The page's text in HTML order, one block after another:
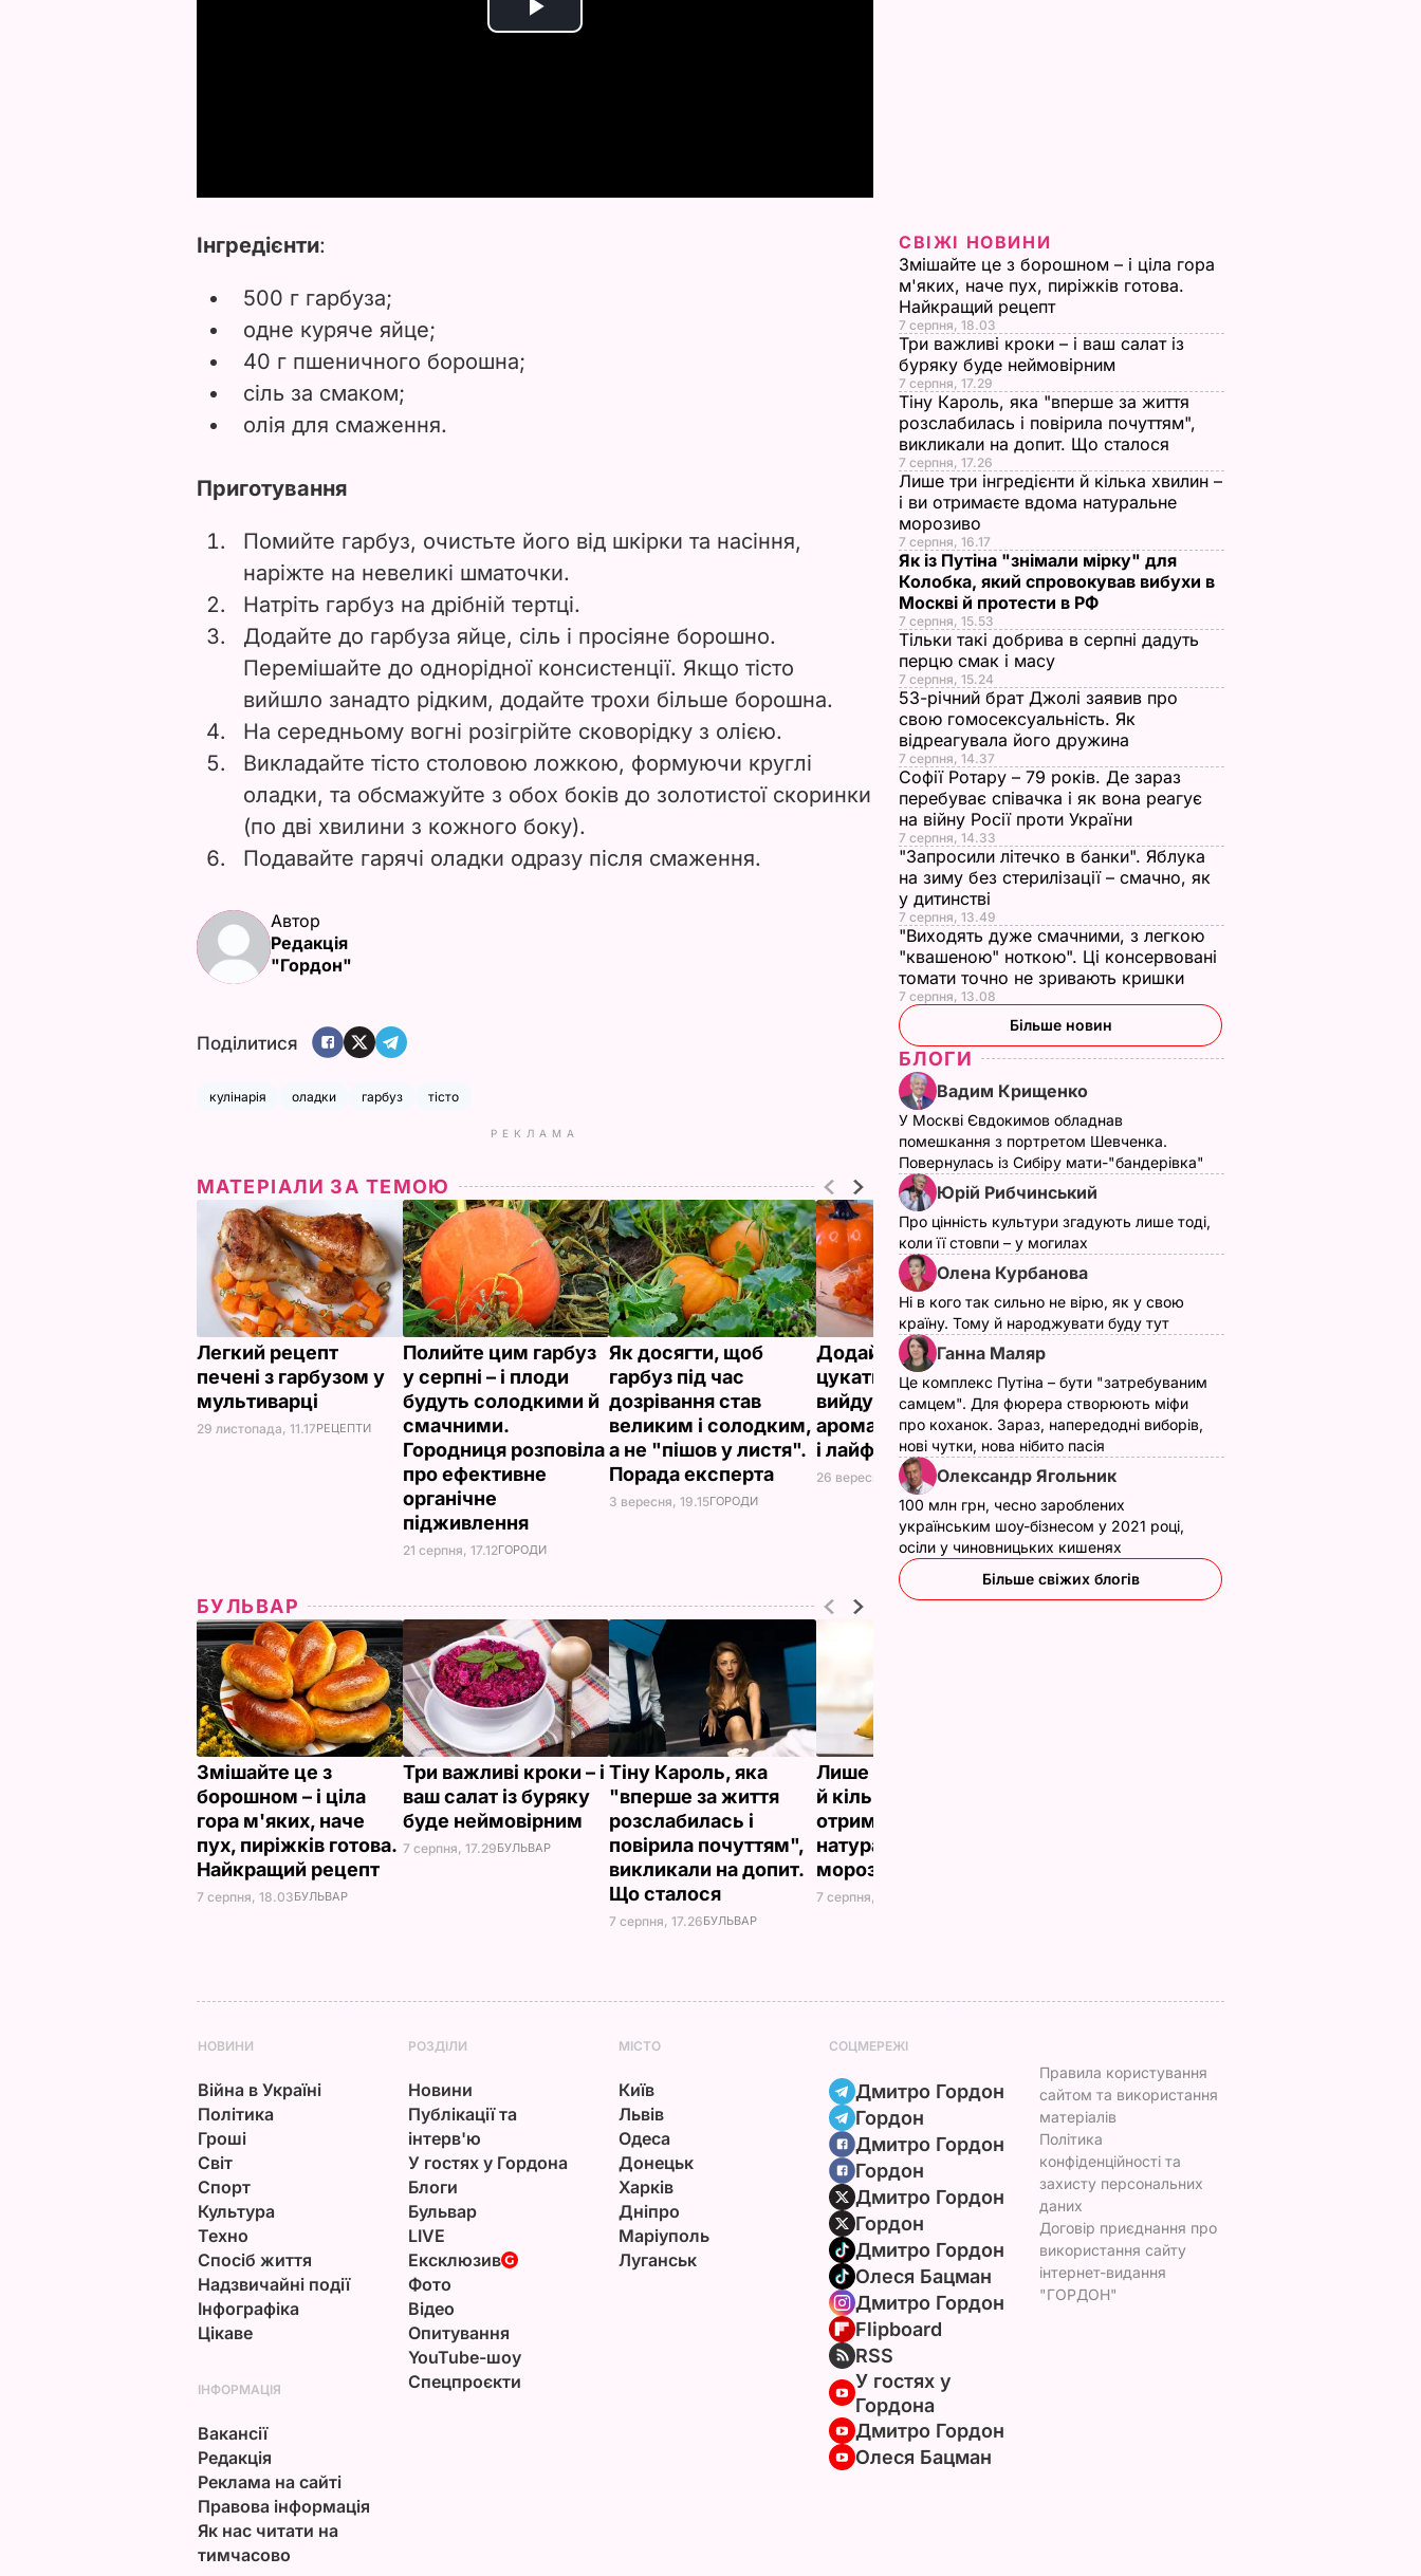
P
Інгредієнти:
500 г гарбуза;
одне куряче яйце;
40 г пшеничного борошна;
сіль за смаком;
олія для смаження.
Приготування
Помийте гарбуз, очистьте його від шкірки та насіння,
наріжте на невеликі шматочки.
Натріть гарбуз на дрібній тертці.
Додайте до гарбуза яйце, сіль і просіяне борошно.
Перемішайте до однорідної консистенції. Якщо тісто
вийшло занадто рідким, додайте трохи більше борошна.
На середньому вогні розігрійте сковорідку з олією.
Викладайте тісто столовою ложкою, формуючи круглі
оладки, та обсмажуйте з обох боків до золотистої скоринки
(по дві хвилини з кожного боку).
Подавайте гарячі оладки одразу після смаження.
Автор
Редакція
"Гордон"
Поділитися
кулінарія оладки гарбуз тісто
РЕКЛАМА
МАТЕРІАЛИ ЗА ТЕМОЮ
Легкий рецепт
печені з гарбузом у
мультиварці
29 листопада, 11.17РЕЦЕПТИ
Полийте цим гарбуз
у серпні – і плоди
будуть солодкими й
смачними.
Городниця розповіла
про ефективне
органічне
підживлення
21 серпня, 17.12ГОРОДИ
Як досягти, щоб
гарбуз під час
дозрівання став
великим і солодким,
а не "пішов у листя".
Порада експерта
3 вересня, 19.15ГОРОДИ
Додайте це у воду – і
цукати з гарбуза
вийдуть смачними й
ароматними. Рецепт
і лайфхаки
26 вересня, 15.17 НОВИНИ
БУЛЬВАР
Змішайте це з
борошном – і ціла
гора м'яких, наче
пух, пиріжків готова.
Найкращий рецепт
7 серпня, 18.03БУЛЬВАР
Три важливі кроки – і
ваш салат із буряку
буде неймовірним
7 серпня, 17.29БУЛЬВАР
Тіну Кароль, яка
"вперше за життя
розслабилась і
повірила почуттям",
викликали на допит.
Що сталося
7 серпня, 17.26БУЛЬВАР
Лише три інгредієнти
й кілька хвилин – і ви
отримаєте вдома
натуральне
морозиво
7 серпня, 16.17
СВІЖІ НОВИНИ
Змішайте це з борошном – і ціла гора
м'яких, наче пух, пиріжків готова.
Найкращий рецепт
7 серпня, 18.03
Три важливі кроки – і ваш салат із
буряку буде неймовірним
7 серпня, 17.29
Тіну Кароль, яка "вперше за життя
розслабилась і повірила почуттям",
викликали на допит. Що сталося
7 серпня, 17.26
Лише три інгредієнти й кілька хвилин –
і ви отримаєте вдома натуральне
морозиво
7 серпня, 16.17
Як із Путіна "знімали мірку" для
Колобка, який спровокував вибухи в
Москві й протести в РФ
7 серпня, 15.53
Тільки такі добрива в серпні дадуть
перцю смак і масу
7 серпня, 15.24
53-річний брат Джолі заявив про
свою гомосексуальність. Як
відреагувала його дружина
7 серпня, 14.37
Софії Ротару – 79 років. Де зараз
перебуває співачка і як вона реагує
на війну Росії проти України
7 серпня, 14.33
"Запросили літечко в банки". Яблука
на зиму без стерилізації – смачно, як
у дитинстві
7 серпня, 13.49
"Виходять дуже смачними, з легкою
"квашеною" ноткою". Ці консервовані
томати точно не зривають кришки
7 серпня, 13.08
Більше новин
БЛОГИ
Вадим Крищенко
У Москві Євдокимов обладнав
помешкання з портретом Шевченка.
Повернулась із Сибіру мати-"бандерівка"
Юрій Рибчинський
Про цінність культури згадують лише тоді,
коли її стовпи – у могилах
Олена Курбанова
Ні в кого так сильно не вірю, як у свою
країну. Тому й народжувати буду тут
Ганна Маляр
Це комплекс Путіна – бути "затребуваним
самцем". Для фюрера створюють міфи
про коханок. Зараз, напередодні виборів,
нові чутки, нова нібито пасія
Олександр Ягольник
100 млн грн, чесно зароблених
українським шоу-бізнесом у 2021 році,
осіли у чиновницьких кишенях
Більше свіжих блогів
НОВИНИ
Війна в Україні
Політика
Гроші
Світ
Спорт
Культура
Техно
Спосіб життя
Надзвичайні події
Інфографіка
Цікаве
РОЗДІЛИ
Новини
Публікації та
інтерв'ю
У гостях у Гордона
Блоги
Бульвар
LIVE
Ексклюзив
Фото
Відео
Опитування
YouTube-шоу
Спецпроєкти
МІСТО
Київ
Львів
Одеса
Донецьк
Харків
Дніпро
Маріуполь
Луганськ
СОЦМЕРЕЖІ
Дмитро Гордон
Гордон
Дмитро Гордон
Гордон
Дмитро Гордон
Гордон
Дмитро Гордон
Олеся Бацман
Дмитро Гордон
Flipboard
RSS
У гостях у
Гордона
Дмитро Гордон
Олеся Бацман
ІНФОРМАЦІЯ
Вакансії
Редакція
Реклама на сайті
Правова інформація
Як нас читати на
тимчасово
Правила користування
сайтом та використання
матеріалів
Політика
конфіденційності та
захисту персональних
даних
Договір приєднання про
використання сайту
інтернет-видання
"ГОРДОН"